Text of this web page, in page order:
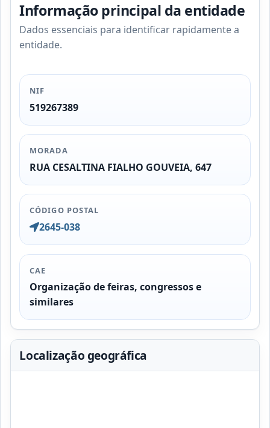
Informação principal da entidade
Dados essenciais para identificar rapidamente a
entidade.
NIF
519267389
MORADA
RUA CESALTINA FIALHO GOUVEIA, 647
CÓDIGO POSTAL
2645-038
CAE
Organização de feiras, congressos e
similares
Localização geográfica